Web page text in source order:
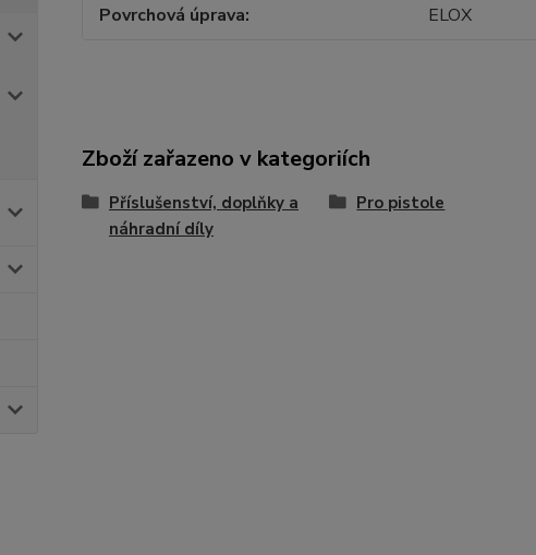
Povrchová úprava
ELOX
Zboží zařazeno v kategoriích
Příslušenství, doplňky a
náhradní díly
Pro pistole